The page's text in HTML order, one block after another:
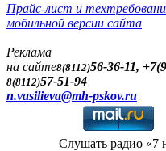
Прайс-лист и
мобильной версии сайта
Реклама
на сайте8(8112)56-36-11,
8(8112)57-51-94
n.vasilieva@mh-pskov.ru
Слушать радио «7